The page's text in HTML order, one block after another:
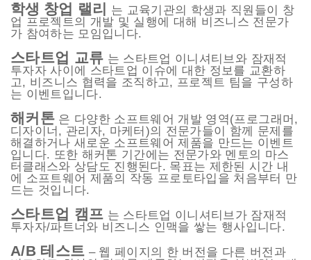
학생 창업 랠리
는 교육기관의 학생과 직원들이 창
업 프로젝트의 개발 및 실행에 대해 비즈니스 전문가
가 참여하는 모임입니다.
스타트업 교류 는 스타트업 이니셔티브와 잠재적
투자자 사이에 스타트업 이슈에 대한 정보를 교환하
고, 비즈니스 협력을 조직하고, 프로젝트 팀을 구성하
는 이벤트입니다.
해커톤 은 다양한 소프트웨어 개발 영역(프로그래머,
디자이너, 관리자, 마케터)의 전문가들이 함께 문제를
해결하거나 새로운 소프트웨어 제품을 만드는 이벤트
입니다. 또한 해커톤 기간에는 전문가와 멘토의 마스
터클래스와 상담도 진행된다. 목표는 제한된 시간 내
에 소프트웨어 제품의 작동 프로토타입을 처음부터 만
드는 것입니다.
스타트업 캠프 는 스타트업 이니셔티브가 잠재적
투자자/파트너와 비즈니스 인맥을 쌓는 행사입니다.
A/B 테스트 – 웹 페이지의 한 버전을 다른 버전과